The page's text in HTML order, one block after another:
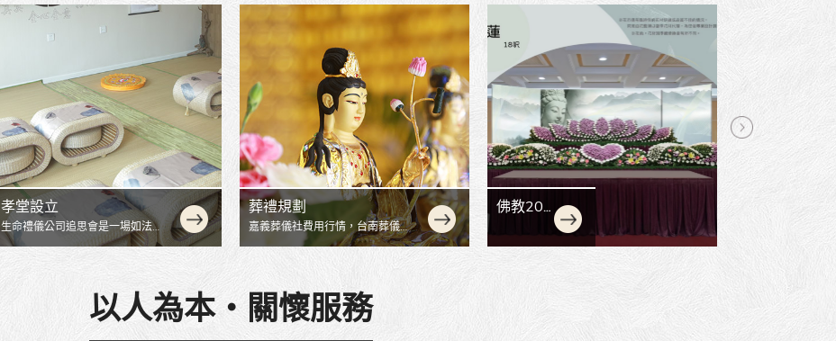
葬禮規劃
嘉義葬儀社費用行情，台南葬儀
社費用，生命禮儀公司圓滿至親
人生...
佛教20萬
契約
遺體安置
台南禮儀公司獨特地中海風格廳
別，生命禮儀公司拋開沉重宗教
契約
以人為本‧關懷服務
10 / 24
2022
獲獎公告